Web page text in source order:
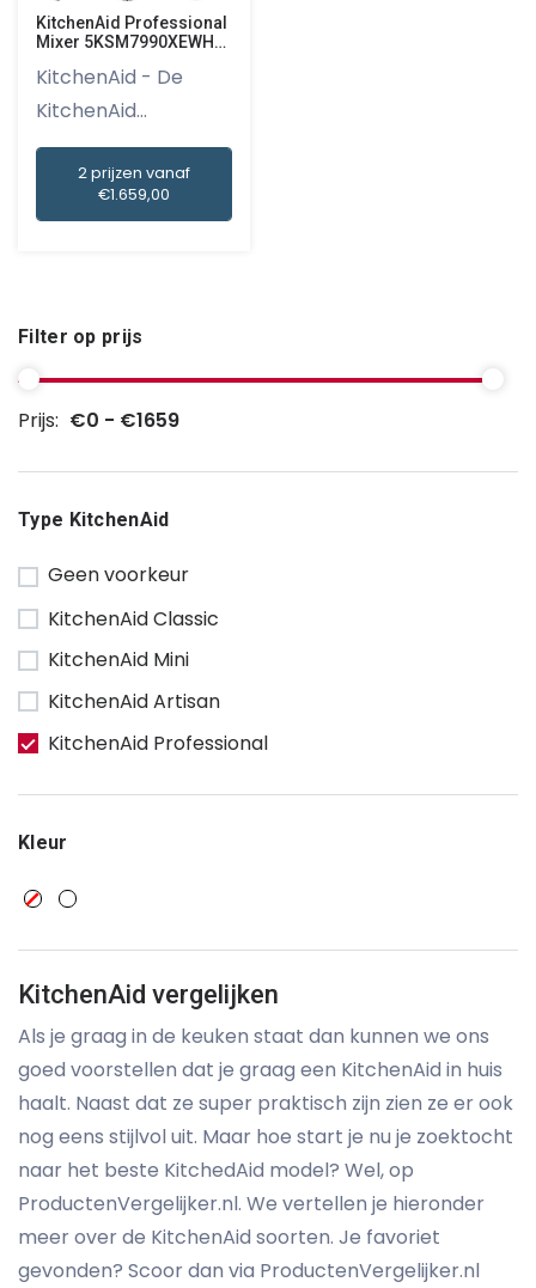
KitchenAid Professional
Mixer 5KSM7990XEWH
KitchenAid - De
KitchenAid
Professional Mix...
2 prijzen vanaf
€1.659,00
Filter op prijs
Prijs: €0 - €1659
Type KitchenAid
Geen voorkeur
KitchenAid Classic
KitchenAid Mini
KitchenAid Artisan
KitchenAid Professional
Kleur
KitchenAid vergelijken
Als je graag in de keuken staat dan kunnen we ons
goed voorstellen dat je graag een KitchenAid in huis
haalt. Naast dat ze super praktisch zijn zien ze er ook
nog eens stijlvol uit. Maar hoe start je nu je zoektocht
naar het beste KitchedAid model? Wel, op
ProductenVergelijker.nl. We vertellen je hieronder
meer over de KitchenAid soorten. Je favoriet
gevonden? Scoor dan via ProductenVergelijker.nl